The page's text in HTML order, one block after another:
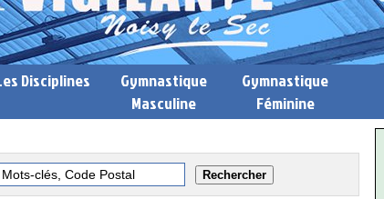
Disciplines
Gymnastique
Masculine
Gymnastique
Féminine